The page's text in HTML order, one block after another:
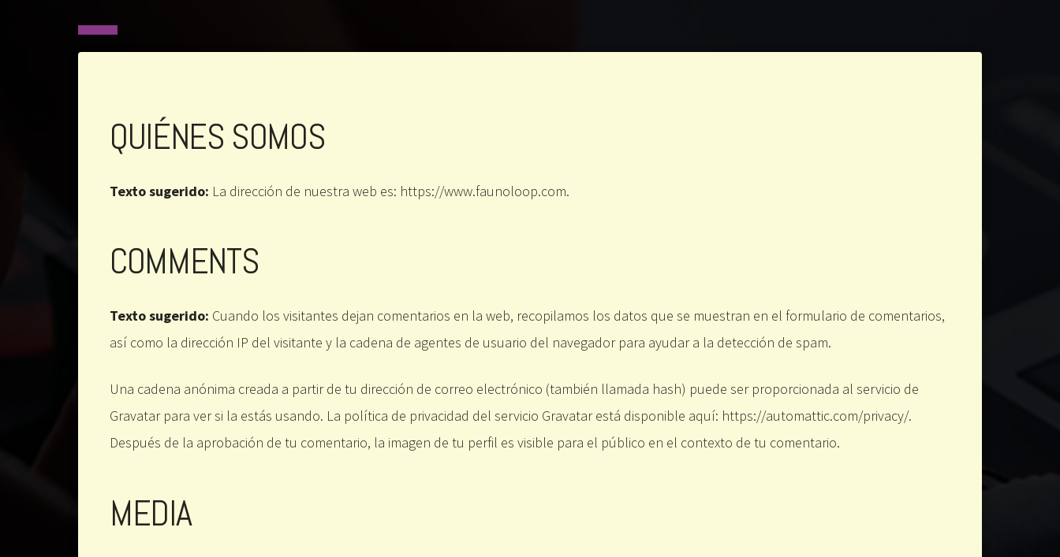
QUIÉNES SOMOS
Texto sugerido: La dirección de nuestra web es: https://www.faunoloop.com.
COMMENTS
Texto sugerido: Cuando los visitantes dejan comentarios en la web, recopilamos los datos que se muestran en el formulario de comentarios,
así como la dirección IP del visitante y la cadena de agentes de usuario del navegador para ayudar a la detección de spam.
Una cadena anónima creada a partir de tu dirección de correo electrónico (también llamada hash) puede ser proporcionada al servicio de
Gravatar para ver si la estás usando. La política de privacidad del servicio Gravatar está disponible aquí: https://automattic.com/privacy/.
Después de la aprobación de tu comentario, la imagen de tu perfil es visible para el público en el contexto de tu comentario.
MEDIA